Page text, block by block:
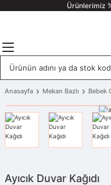
Ürünlerimiz
Anasayfa Mekan Bazlı Bebek
Ayıcık Duvar Kağıdı